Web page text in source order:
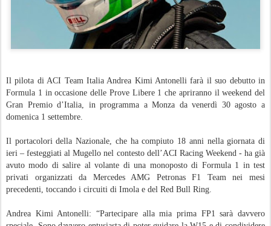
Il pilota di ACI Team Italia Andrea Kimi Antonelli farà il suo debutto in
Formula 1 in occasione delle Prove Libere 1 che apriranno il weekend del
Gran Premio d’Italia, in programma a Monza da venerdì 30 agosto a
domenica 1 settembre.
Il portacolori della Nazionale, che ha compiuto 18 anni nella giornata di
ieri – festeggiati al Mugello nel contesto dell’ACI Racing Weekend - ha già
avuto modo di salire al volante di una monoposto di Formula 1 in test
privati organizzati da Mercedes AMG Petronas F1 Team nei mesi
precedenti, toccando i circuiti di Imola e del Red Bull Ring.
Andrea Kimi Antonelli: “Partecipare alla mia prima FP1 sarà davvero